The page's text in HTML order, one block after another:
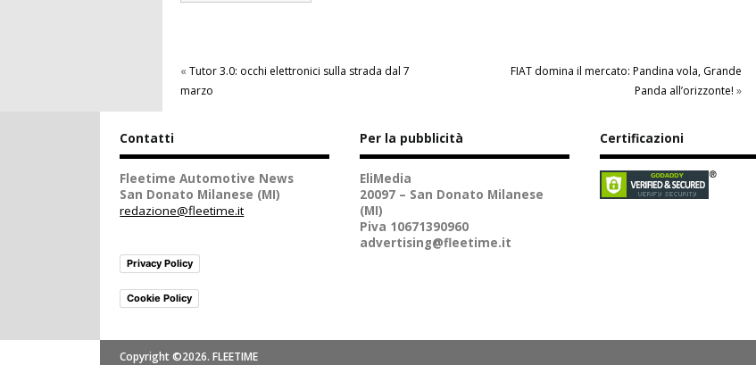
« Tutor 3.0: occhi elettronici sulla strada dal 7
marzo
FIAT domina il mercato: Pandina vola, Grande
Panda all’orizzonte! »
Contatti
Fleetime Automotive News
San Donato Milanese (MI)
redazione@fleetime.it
Privacy Policy
Cookie Policy
Per la pubblicità
EliMedia
20097 – San Donato Milanese
(MI)
Piva 10671390960
advertising@fleetime.it
Certificazioni
Copyright ©2026. FLEETIME